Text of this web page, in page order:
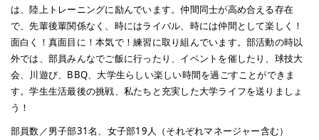
は、陸上トレーニングに励んでいます。仲間同士が高め合える存在
で、先輩後輩関係なく、時にはライバル、時には仲間として楽しく！
面白く！真面目に！本気で！練習に取り組んでいます。部活動の時以
外では、部員みんなでご飯に行ったり、イベントを催したり、球技大
会、川遊び、BBQ、大学生らしい楽しい時間を過ごすことができま
す。学生生活最後の挑戦、私たちと充実した大学ライフを送りましょ
う！
部員数／男子部31名、女子部19人（それぞれマネージャー含む）